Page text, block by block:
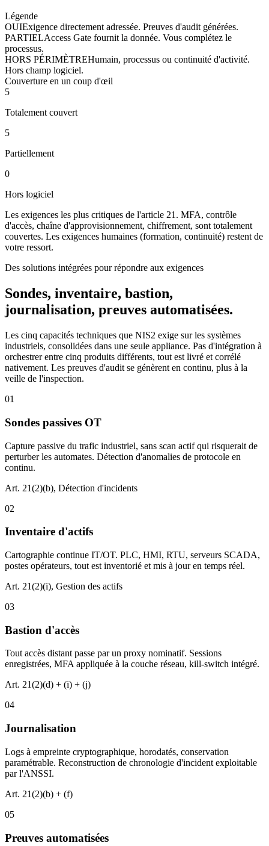
Légende
OUIExigence directement adressée. Preuves d'audit générées.
PARTIELAccess Gate fournit la donnée. Vous complétez le
processus.
HORS PÉRIMÈTREHumain, processus ou continuité d'activité.
Hors champ logiciel.
Couverture en un coup d'œil
5
Totalement couvert
5
Partiellement
0
Hors logiciel
Les exigences les plus critiques de l'article 21. MFA, contrôle
d'accès, chaîne d'approvisionnement, chiffrement, sont totalement
couvertes. Les exigences humaines (formation, continuité) restent de
votre ressort.
Des solutions intégrées pour répondre aux exigences
Sondes, inventaire, bastion,
journalisation, preuves automatisées.
Les cinq capacités techniques que NIS2 exige sur les systèmes
industriels, consolidées dans une seule appliance. Pas d'intégration à
orchestrer entre cinq produits différents, tout est livré et corrélé
nativement. Les preuves d'audit se génèrent en continu, plus à la
veille de l'inspection.
01
Sondes passives OT
Capture passive du trafic industriel, sans scan actif qui risquerait de
perturber les automates. Détection d'anomalies de protocole en
continu.
Art. 21(2)(b), Détection d'incidents
02
Inventaire d'actifs
Cartographie continue IT/OT. PLC, HMI, RTU, serveurs SCADA,
postes opérateurs, tout est inventorié et mis à jour en temps réel.
Art. 21(2)(i), Gestion des actifs
03
Bastion d'accès
Tout accès distant passe par un proxy nominatif. Sessions
enregistrées, MFA appliquée à la couche réseau, kill-switch intégré.
Art. 21(2)(d) + (i) + (j)
04
Journalisation
Logs à empreinte cryptographique, horodatés, conservation
paramétrable. Reconstruction de chronologie d'incident exploitable
par l'ANSSI.
Art. 21(2)(b) + (f)
05
Preuves automatisées